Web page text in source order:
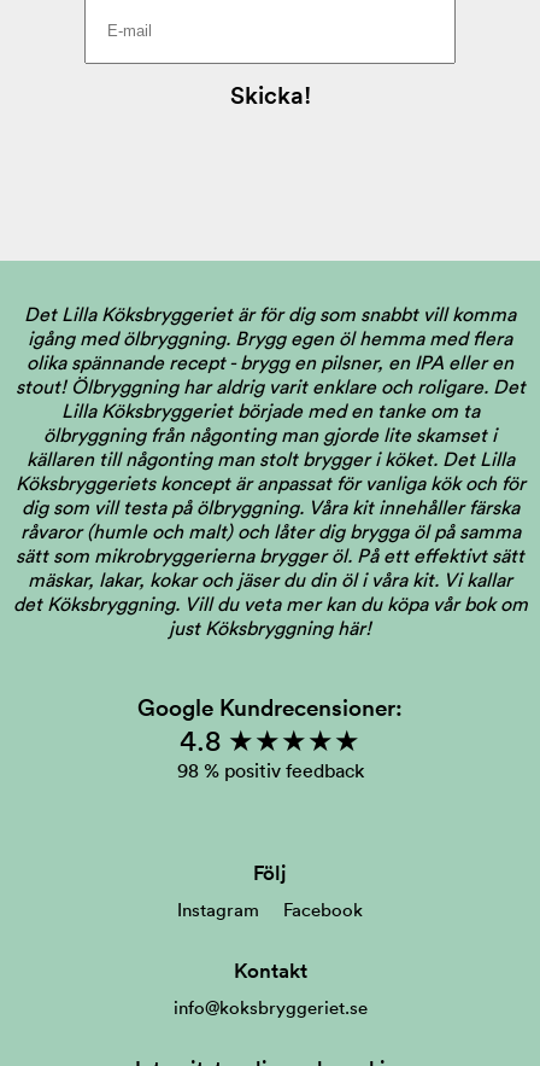
Det Lilla Köksbryggeriet är för dig som snabbt vill komma
igång med ölbryggning. Brygg egen öl hemma med flera
olika spännande recept - brygg en pilsner, en IPA eller en
stout! Ölbryggning har aldrig varit enklare och roligare. Det
Lilla Köksbryggeriet började med en tanke om ta
ölbryggning från någonting man gjorde lite skamset i
källaren till någonting man stolt brygger i köket. Det Lilla
Köksbryggeriets koncept är anpassat för vanliga kök och för
dig som vill testa på ölbryggning. Våra kit innehåller färska
råvaror (humle och malt) och låter dig brygga öl på samma
sätt som mikrobryggerierna brygger öl. På ett effektivt sätt
mäskar, lakar, kokar och jäser du din öl i våra kit. Vi kallar
det Köksbryggning. Vill du veta mer kan du köpa vår bok om
just Köksbryggning här!
Google Kundrecensioner:
4.8 ★★★★★
98 % positiv feedback
Kontakt
info@koksbryggeriet.se
Följ
Instagram Facebook